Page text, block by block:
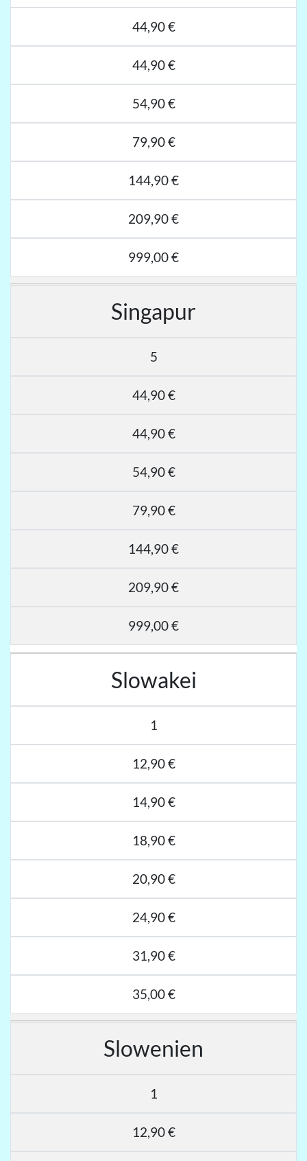
44,90 €
44,90 €
54,90 €
79,90 €
144,90 €
209,90 €
999,00 €
Singapur
5
44,90 €
44,90 €
54,90 €
79,90 €
144,90 €
209,90 €
999,00 €
Slowakei
1
12,90 €
14,90 €
18,90 €
20,90 €
24,90 €
31,90 €
35,00 €
Slowenien
1
12,90 €